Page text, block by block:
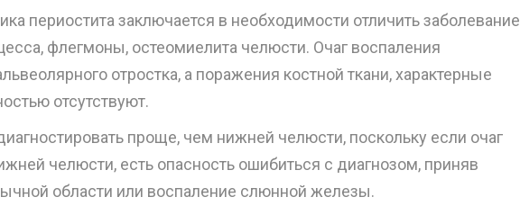
периостита заключается в необходимости отличить заболевание
флегмоны, остеомиелита челюсти. Очаг воспаления
отростка, а поражения костной ткани, характерные
отсутствуют.
проще, чем нижней челюсти, поскольку если очаг
челюсти, есть опасность ошибиться с диагнозом, приняв
области или воспаление слюнной железы.